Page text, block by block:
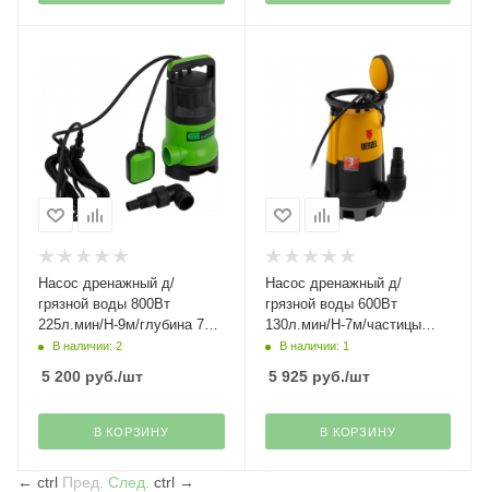
Насос дренажный д/
грязной воды 800Вт
225л.мин/Н-9м/глубина 7м/
частицы 35мм СДН800-35
В наличии: 2
5 200 руб./шт
В КОРЗИНУ
Насос дренажный д/
грязной воды 600Вт
130л.мин/Н-7м/частицы
30мм DP-600S Denzel(21)
В наличии: 1
5 925руб./шт
В КОРЗИНУ
← ctrl Пред. След. ctrl →